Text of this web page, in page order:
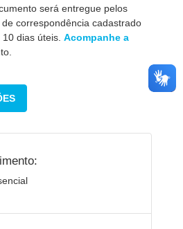
será entregue pelos
correspondência cadastrado
dias úteis. Acom panhe a